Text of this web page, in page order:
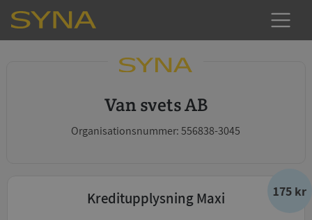
Van svets AB
Organisationsnummer: 556838-3045
175 kr
Kreditupplysning Maxi